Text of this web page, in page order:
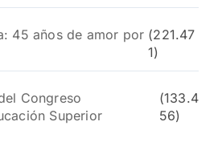
45 años de amor por (221.47
1)
Congreso
Superior
(133.4
56)